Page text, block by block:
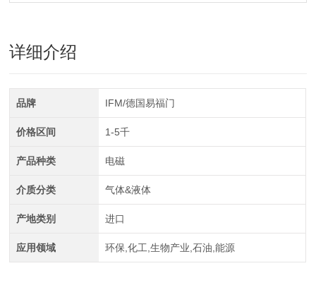
详细介绍
品牌 IFM/德国易福门
价格区间 1-5千
产品种类 电磁
介质分类 气体&液体
产地类别 进口
应用领域 环保,化工,生物产业,石油,能源